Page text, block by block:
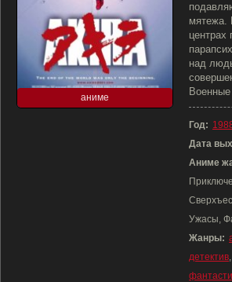
аниме
мятежа.
центрах
над
Год:
Дата
Аниме
Ужасы,
Жанры:
детектив,